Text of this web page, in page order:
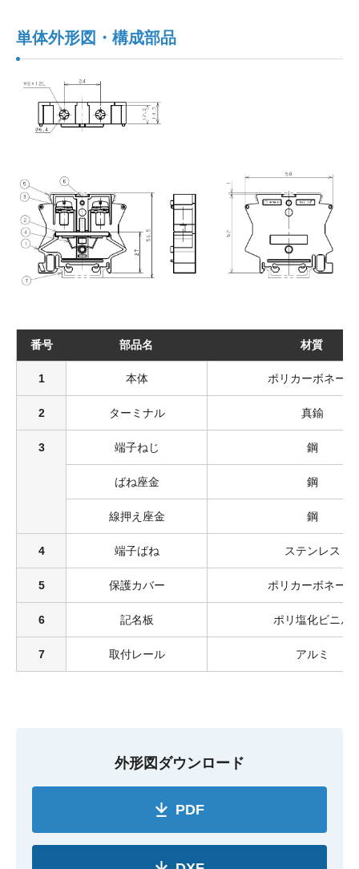
単体外形図・構成部品
番号 部品名 材質
1 本体 ポリカーボネート
2 ターミナル 真鍮
3 端子ねじ 鋼
ばね座金 鋼
線押え座金 鋼
4 端子ばね ステンレス
5 保護カバー ポリカーボネート
6 記名板 ポリ塩化ビニル
7 取付レール アルミ
外形図ダウンロード
PDF